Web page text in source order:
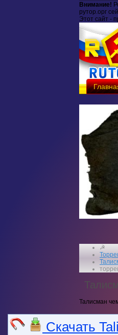
Внимание!
рутор.орг
Этот сайт -
☭
Талисман
Скачать